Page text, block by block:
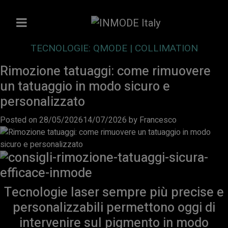
TECNOLOGIE: QMODE | COLLIMATION
Rimozione tatuaggi: come rimuovere
un tatuaggio in modo sicuro e
personalizzato
Posted on 28/05/202614/07/2026 by Francesco
Tecnologie laser sempre più precise e
personalizzabili permettono oggi di
intervenire sul pigmento in modo